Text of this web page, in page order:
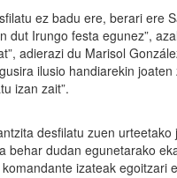
ez badu ere, berari ere
dut Irungo festa egunez”,
adierazi du Marisol
ilusio handiarekin
izan zait”.
desfilatu zuen
dudan egunetarako
izateak egoitzari